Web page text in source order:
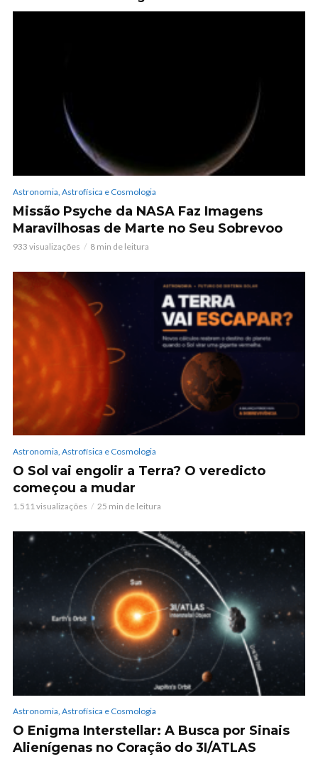
Astronomia, Astrofísica e Cosmologia
Missão Psyche da NASA Faz Imagens
Maravilhosas de Marte no Seu Sobrevoo
933 visualizações 8 min de leitura
Astronomia, Astrofísica e Cosmologia
O Sol vai engolir a Terra? O veredicto
começou a mudar
1.511 visualizações 25 min de leitura
Astronomia, Astrofísica e Cosmologia
O Enigma Interstellar: A Busca por Sinais
Alienígenas no Coração do 3I/ATLAS